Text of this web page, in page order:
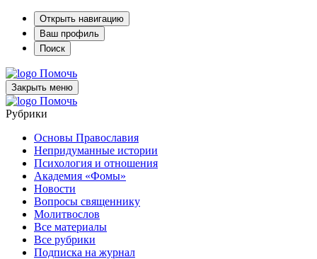
Открыть навигацию
Ваш профиль
Поиск
Помочь
Закрыть меню
Помочь
Рубрики
Основы Православия
Непридуманные истории
Психология и отношения
Академия «Фомы»
Новости
Вопросы священнику
Молитвослов
Все материалы
Все рубрики
Подписка на журнал